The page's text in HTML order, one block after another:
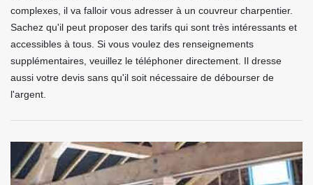
complexes, il va falloir vous adresser à un couvreur charpentier.
Sachez qu'il peut proposer des tarifs qui sont très intéressants et
accessibles à tous. Si vous voulez des renseignements
supplémentaires, veuillez le téléphoner directement. Il dresse
aussi votre devis sans qu'il soit nécessaire de débourser de
l'argent.